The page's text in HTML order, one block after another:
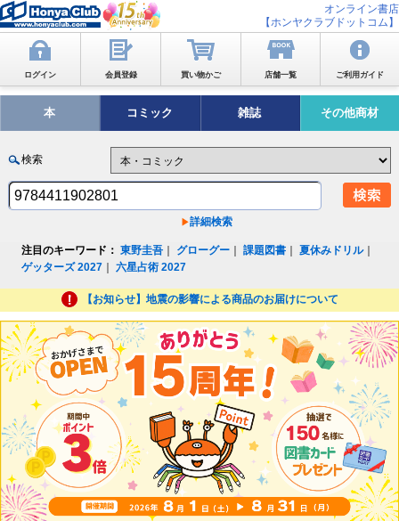
オンライン書店
【ホンヤクラブドットコム】
ログイン 会員登録 買い物かご 店舗一覧 ご利用ガイド
本 コミック 雑誌 その他商材
検索
詳細検索
注目のキーワード： 東野圭吾 グローグー ｜課題図書 ｜夏休みドリル｜
ゲッターズ 2027 ｜六星占術 2027
【お知らせ】地震の影響による商品のお届けについて